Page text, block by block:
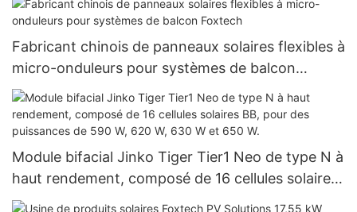
Fabricant chinois de panneaux solaires flexibles à
micro-onduleurs pour systèmes de balcon
Foxtech
Module bifacial Jinko Tiger Tier1 Neo de type N à
haut rendement, composé de 16 cellules solaires
BB, pour des puissances de 590 W, 620 W, 630 W